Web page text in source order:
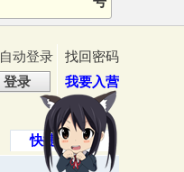
自动登录
找回密码
登录 我要入营
快捷导航